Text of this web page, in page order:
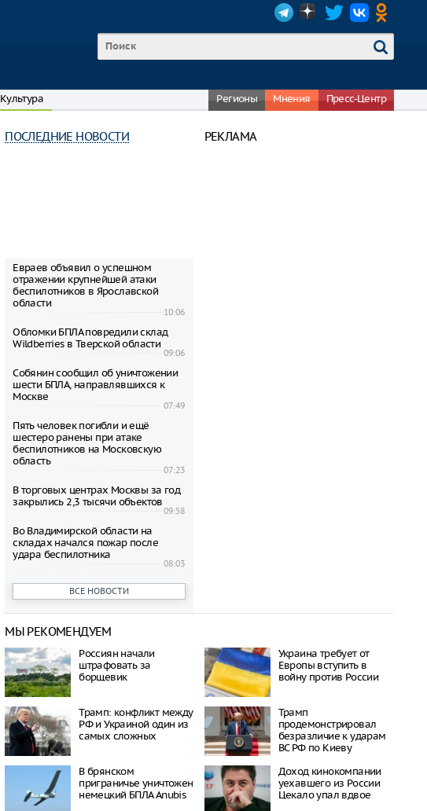
Культура Регионы Мнения Пресс-Центр
ПОСЛЕДНИЕ НОВОСТИ
Евраев объявил о успешном
отражении крупнейшей атаки
беспилотников в Ярославской
области
10:06
Обломки БПЛА повредили склад
Wildberries в Тверской области
09:06
Собянин сообщил об уничтожении
шести БПЛА, направлявшихся к
Москве
07:49
Пять человек погибли и ещё
шестеро ранены при атаке
беспилотников на Московскую
область
07:23
В торговых центрах Москвы за год
закрылись 2,3 тысячи объектов
09:58
Во Владимирской области на
складах начался пожар после
удара беспилотника
08:03
Число погибших после взрыва в
ресторане Balzi Rossi в Москве
11:31
Таксопарки Москвы требуют
снижения штрафов за нарушения
парковки
В Туле неизвестный несколько раз
выстрелил в разработчика дронов
16:50
В Тверской области сгорел город,
построенный для съемок
«Молодинской битвы»
В Рязани после атаки БПЛА
эвакуировали склад Wildberries
ВСЕ НОВОСТИ
РЕКЛАМА
МЫ РЕКОМЕНДУЕМ
Россиян начали
штрафовать за
борщевик
Украина требует от
Европы вступить в
войну против России
Трамп: конфликт между
РФ и Украиной один из
самых сложных
Трамп
продемонстрировал
безразличие к ударам
ВС РФ по Киеву
В брянском
приграничье уничтожен
немецкий БПЛА Anubis
Доход кинокомпании
уехавшего из России
Цекало упал вдвое